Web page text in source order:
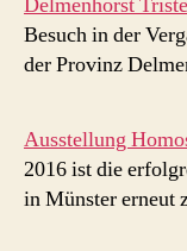
Besuch in der
der Provinz
Ausstellung
2016 ist die
in Münster erneut